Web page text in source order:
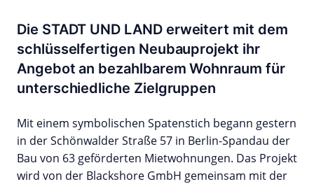
Die STADT UND LAND erweitert mit dem
schlüsselfertigen Neubauprojekt ihr
Angebot an bezahlbarem Wohnraum für
unterschiedliche Zielgruppen
Mit einem symbolischen Spatenstich begann gestern
in der Schönwalder Straße 57 in Berlin-Spandau der
Bau von 63 geförderten Mietwohnungen. Das Projekt
wird von der Blackshore GmbH gemeinsam mit der